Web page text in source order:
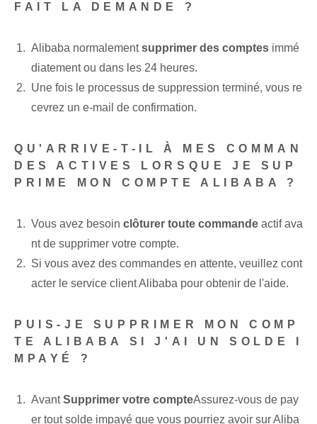
FAIT LA DEMANDE ?
Alibaba normalementsupprimer des comptes immé
diatement ou dans les 24 heures.
Une fois le processus de suppression terminé, vous re
cevrez un e-mail de confirmation.
QU'ARRIVE-T-IL À MES COMMAN
DES ACTIVES LORSQUE JE SUP
PRIME MON COMPTE ALIBABA ?
Vous avez besoin clôturer toute commande actif ava
nt de supprimer votre compte.
Si vous avez des commandes en attente, veuillez cont
acter le service client Alibaba pour obtenir de l'aide.
PUIS-JE SUPPRIMER MON COMP
TE ALIBABA SI J'AI UN SOLDE I
MPAYÉ ?
Avant⁤Supprimer votre compteAssurez-vous de pay
er tout solde impayé que vous pourriez avoir sur Aliba